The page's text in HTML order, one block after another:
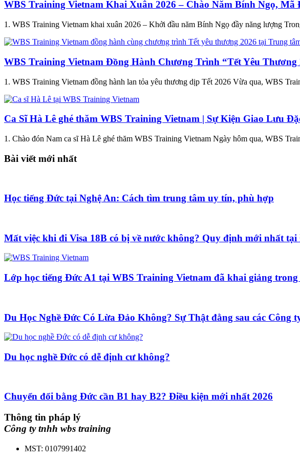
WBS Training Vietnam Khai Xuân 2026 – Chào Năm Bính Ngọ, Mã
1. WBS Training Vietnam khai xuân 2026 – Khởi đầu năm Bính Ngọ đầy năng lượng
WBS Training Vietnam Đồng Hành Chương Trình “Tết Yêu
1. WBS Training Vietnam đồng hành lan tỏa yêu thương dịp Tết 2026 Vừa qua, WBS
Ca Sĩ Hà Lê ghé thăm WBS Training Vietnam | Sự Kiện Giao Lưu
1. Chào đón Nam ca sĩ Hà Lê ghé thăm WBS Training Vietnam Ngày hôm qua, WBS
Bài viết mới nhất
Học tiếng Đức tại Nghệ An: Cách tìm trung tâm uy tín, phù hợp
Mất việc khi đi Visa 18B có bị về nước không? Quy định mới nhất
Lớp học tiếng Đức A1 tại WBS Training Vietnam đã khai giảng trong
Du Học Nghề Đức Có Lừa Đảo Không? Sự Thật đằng sau các Công
Du học nghề Đức có dễ định cư không?
Chuyển đổi bằng Đức cần B1 hay B2? Điều kiện mới nhất 2026
Thông tin pháp lý
Công ty tnhh wbs training
MST: 0107991402